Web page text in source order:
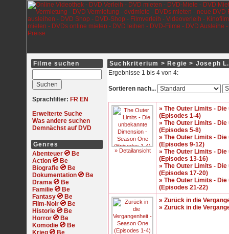
Filme suchen
Sprachfilter: FR EN
Erweiterte Suche
Was andere suchen
Demnächst auf DVD
Genres
Abenteuer
Action
Biografie
Dokumentation
Drama
Familie
Fantasy
Film-Noir
Historie
Horror
Komödie
Krieg
Suchkriterium > Regie > Joseph
Ergebnisse 1 bis 4 von 4:
Sortieren nach...
» Detailansicht
» The Outer Limits -
(Episodes 1-4)
» The Outer Limits -
(Episodes 5-8)
» The Outer Limits -
(Episodes 9-12)
» The Outer Limits -
(Episodes 13-16)
» The Outer Limits -
(Episodes 17-20)
» The Outer Limits -
(Episodes 21-22)
» Zurück in die
» Zurück in die